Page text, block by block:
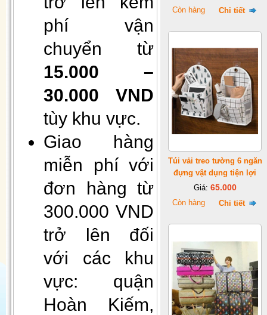
Hộp 50 khẩu trang giấy 4 lớp
kháng khuẩn
Gối Vietnam airlines màu xanh
(30cmx40cm)
phí vận
chuyển từ
15.000 –
30.000 VND
tùy khu vực.
Giao hàng
miễn phí với
đơn hàng từ
300.000 VND
trở lên đối
với các khu
vực: quận
Hoàn Kiếm,
Còn hàng Chi tiết
Túi vải treo tường 6 ngăn
đựng vật dụng tiện lợi
Giá: 65.000
Còn hàng Chi tiết